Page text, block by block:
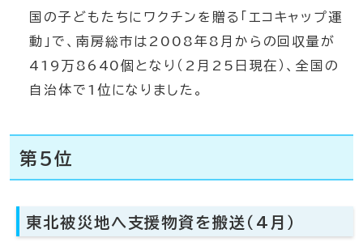
国の子どもたちにワクチンを贈る「エコキャップ運
動」で、南房総市は2008年8月からの回収量が
419万8640個となり（2月25日現在）、全国の
自治体で1位になりました。
第5位
東北被災地へ支援物資を搬送（4月）